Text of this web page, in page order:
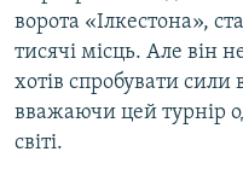
ворота «Ілкестона»,
тисячі місць. Але він
хотів спробувати сили
вважаючи цей турнір
світі.